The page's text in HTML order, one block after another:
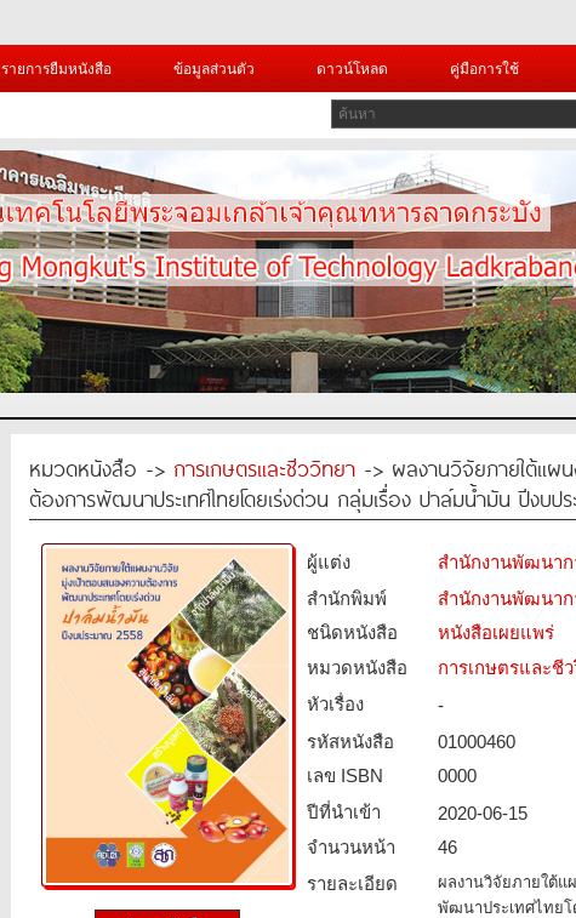
รายการยืมหนังสือ ข้อมูลส่วนตัว ดาวน์โหลด คู่มือการใช้
หมวดหนังสือ -> การเกษตรและชีววิทยา -> ผลงานวิจัยภายใต้แผ
ต้องการพัฒนาประเทศไทยโดยเร่งด่วน กลุ่มเรื่อง ปาล์มน้ำมัน ปีงบป
ผู้แต่ง
สำนักงานพัฒนาก
สำนักพิมพ์
สำนักงานพัฒนาก
ชนิดหนังสือ­
หนังสือเผยแพร่
หมวดหนังสือ­
การเกษตรและชี
หัวเรื่อง
-
รหัสหนังสือ­
01000460
เลข ISBN
0000
ปีที่นำเข้า
2020-06-15
จำนวนหน้า
46
รายละเอียด
ผลงานวิจัยภายใต้แ
พัฒนาประเทศไทยโ